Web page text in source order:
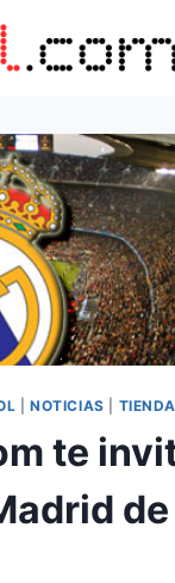
NOTICIAS TIENDA
te